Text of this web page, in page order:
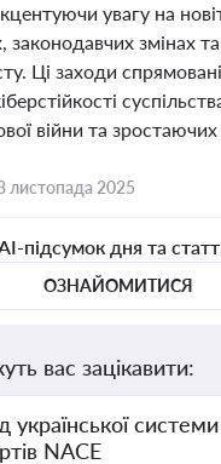
увагу на
законодавчих змінах
Ці заходи
війни та зростаючих
листопада 2025
підсумок дня та
ОЗНАЙОМИТИСЯ
вас зацікавити:
української
NACE